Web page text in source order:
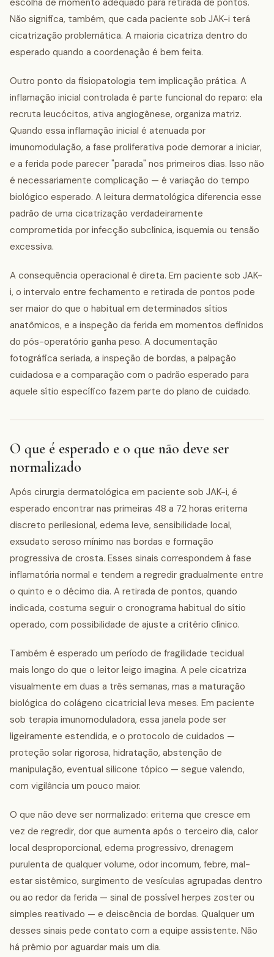
escolha de momento adequado para retirada de pontos.
Não significa, também, que cada paciente sob JAK-i terá
cicatrização problemática. A maioria cicatriza dentro do
esperado quando a coordenação é bem feita.
Outro ponto da fisiopatologia tem implicação prática. A
inflamação inicial controlada é parte funcional do reparo: ela
recruta leucócitos, ativa angiogênese, organiza matriz.
Quando essa inflamação inicial é atenuada por
imunomodulação, a fase proliferativa pode demorar a iniciar,
e a ferida pode parecer "parada" nos primeiros dias. Isso não
é necessariamente complicação — é variação do tempo
biológico esperado. A leitura dermatológica diferencia esse
padrão de uma cicatrização verdadeiramente
comprometida por infecção subclínica, isquemia ou tensão
excessiva.
A consequência operacional é direta. Em paciente sob JAK-
i, o intervalo entre fechamento e retirada de pontos pode
ser maior do que o habitual em determinados sítios
anatômicos, e a inspeção da ferida em momentos definidos
do pós-operatório ganha peso. A documentação
fotográfica seriada, a inspeção de bordas, a palpação
cuidadosa e a comparação com o padrão esperado para
aquele sítio específico fazem parte do plano de cuidado.
O que é esperado e o que não deve ser
normalizado
Após cirurgia dermatológica em paciente sob JAK-i, é
esperado encontrar nas primeiras 48 a 72 horas eritema
discreto perilesional, edema leve, sensibilidade local,
exsudato seroso mínimo nas bordas e formação
progressiva de crosta. Esses sinais correspondem à fase
inflamatória normal e tendem a regredir gradualmente entre
o quinto e o décimo dia. A retirada de pontos, quando
indicada, costuma seguir o cronograma habitual do sítio
operado, com possibilidade de ajuste a critério clínico.
Também é esperado um período de fragilidade tecidual
mais longo do que o leitor leigo imagina. A pele cicatriza
visualmente em duas a três semanas, mas a maturação
biológica do colágeno cicatricial leva meses. Em paciente
sob terapia imunomoduladora, essa janela pode ser
ligeiramente estendida, e o protocolo de cuidados —
proteção solar rigorosa, hidratação, abstenção de
manipulação, eventual silicone tópico — segue valendo,
com vigilância um pouco maior.
O que não deve ser normalizado: eritema que cresce em
vez de regredir, dor que aumenta após o terceiro dia, calor
local desproporcional, edema progressivo, drenagem
purulenta de qualquer volume, odor incomum, febre, mal-
estar sistêmico, surgimento de vesículas agrupadas dentro
ou ao redor da ferida — sinal de possível herpes zoster ou
simples reativado — e deiscência de bordas. Qualquer um
desses sinais pede contato com a equipe assistente. Não
há prêmio por aguardar mais um dia.